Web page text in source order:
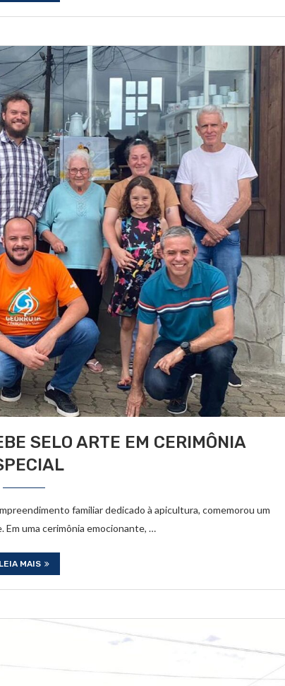
SELO ARTE EM CERIMÔNIA
familiar dedicado à apicultura, comemorou um
uma cerimônia emocionante, …
LEIA MAIS